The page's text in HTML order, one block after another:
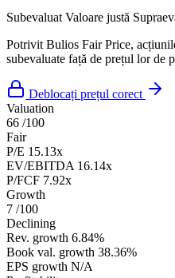
Subevaluat Valoare justă
Potrivit Bulios Fair Price,
subevaluate față de prețul lor de
Deblocați prețul corect
Valuation
66 /100
Fair
P/E 15.13x
EV/EBITDA 16.14x
P/FCF 7.92x
Growth
7 /100
Declining
Rev. growth 6.84%
Book val. growth 38.36%
EPS growth N/A